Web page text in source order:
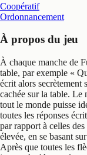
Coopératif
Ordonnancement
À propos du jeu
À chaque manche de
table, par exemple «
écrit alors secrètement
cachée sur la table. Le
tout le monde puisse
toutes les réponses
par rapport à celles
élevée, en se basant
Après que toutes les